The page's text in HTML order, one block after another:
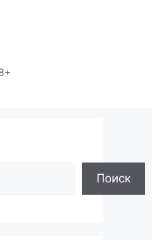
Поиск